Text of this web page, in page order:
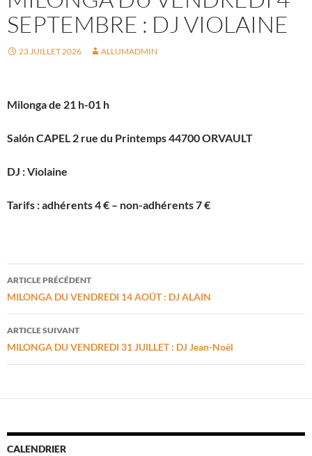
SEPTEMBRE : DJ VIOLAINE
23 JUILLET 2026 ALLUMADMIN
Milonga de 21 h-01 h
Salón CAPEL 2 rue du Printemps 44700 ORVAULT
DJ : Violaine
Tarifs : adhérents 4 € – non-adhérents 7 €
Navigation
des
articles
ARTICLE PRÉCÉDENT
MILONGA DU VENDREDI 14 AOÛT : DJ ALAIN
ARTICLE SUIVANT
MILONGA DU VENDREDI 31 JUILLET : DJ Jean-Noël
CALENDRIER